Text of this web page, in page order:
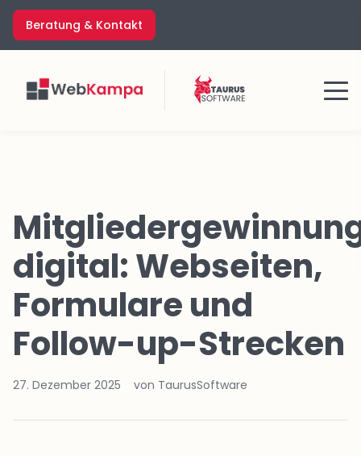
Zum
Inhalt
springen
Beratung & Kontakt
Menü
digital: Webseiten,
Formulare und
Follow-up-Strecken
27. Dezember 2025 von TaurusSoftware